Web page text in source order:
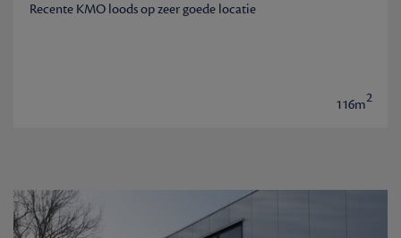
Recente KMO loods op zeer goede locatie
116m2